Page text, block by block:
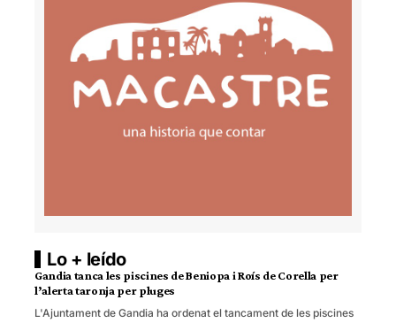
Lo + leído
Gandia tanca les piscines de Beniopa i Roís de Corella per
l’alerta taronja per pluges
L'Ajuntament de Gandia ha ordenat el tancament de les piscines